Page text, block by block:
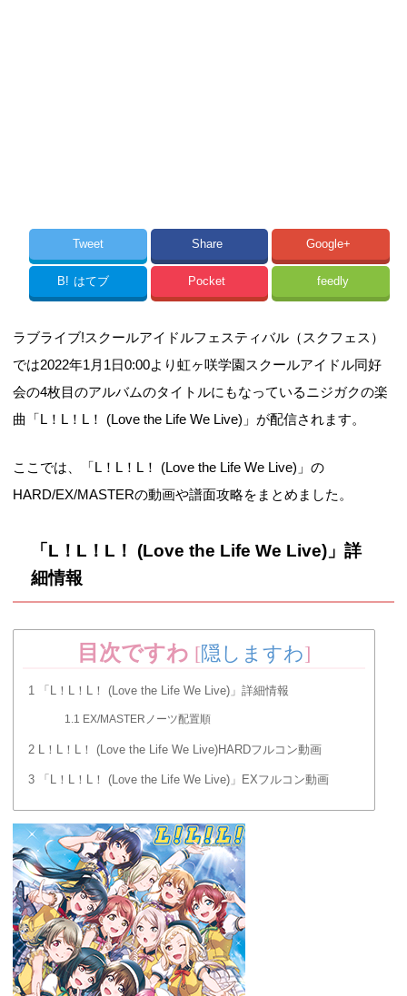
Tweet Share Google+
B! はてブ Pocket feedly
ラブライブ!スクールアイドルフェスティバル（スクフェス）
では2022年1月1日0:00より虹ヶ咲学園スクールアイドル同好
会の4枚目のアルバムのタイトルにもなっているニジガクの楽
曲「L！L！L！ (Love the Life We Live)」が配信されます。
ここでは、「L！L！L！ (Love the Life We Live)」の
HARD/EX/MASTERの動画や譜面攻略をまとめました。
「L！L！L！ (Love the Life We Live)」詳
細情報
目次ですわ [隠しますわ]
1 「L！L！L！ (Love the Life We Live)」詳細情報
1.1 EX/MASTERノーツ配置順
2 L！L！L！ (Love the Life We Live)HARDフルコン動画
3 「L！L！L！ (Love the Life We Live)」EXフルコン動画